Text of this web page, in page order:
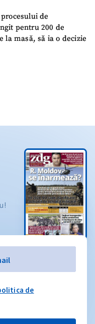
de
pentru 200 de
la masă, să ia o decizie
de